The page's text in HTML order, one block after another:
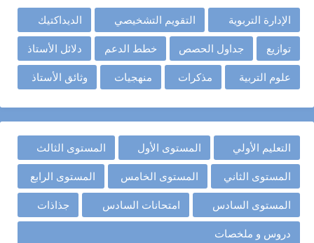
الإدارة التربوية التقويم التشخيصي الديداكتيك
توازيع جداول الحصص خطط الدعم دلائل الأستاذ
علوم التربية مذكرات منهجيات وثائق الأستاذ
التعليم الأولي المستوى الأول المستوى الثالث
المستوى الثاني المستوى الخامس المستوى الرابع
المستوى السادس امتحانات السادس جذاذات
دروس و ملخصات